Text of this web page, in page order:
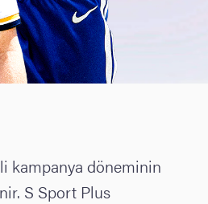
kampanya döneminin
S Sport Plus